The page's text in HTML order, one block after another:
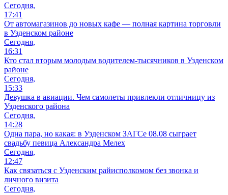
Сегодня,
17:41
От автомагазинов до новых кафе — полная картина торговли
в Узденском районе
Сегодня,
16:31
Кто стал вторым молодым водителем-тысячников в Узденском
районе
Сегодня,
15:33
Девушка в авиации. Чем самолеты привлекли отличницу из
Узденского района
Сегодня,
14:28
Одна пара, но какая: в Узденском ЗАГСе 08.08 сыграет
свадьбу певица Александра Мелех
Сегодня,
12:47
Как связаться с Узденским райисполкомом без звонка и
личного визита
Сегодня,